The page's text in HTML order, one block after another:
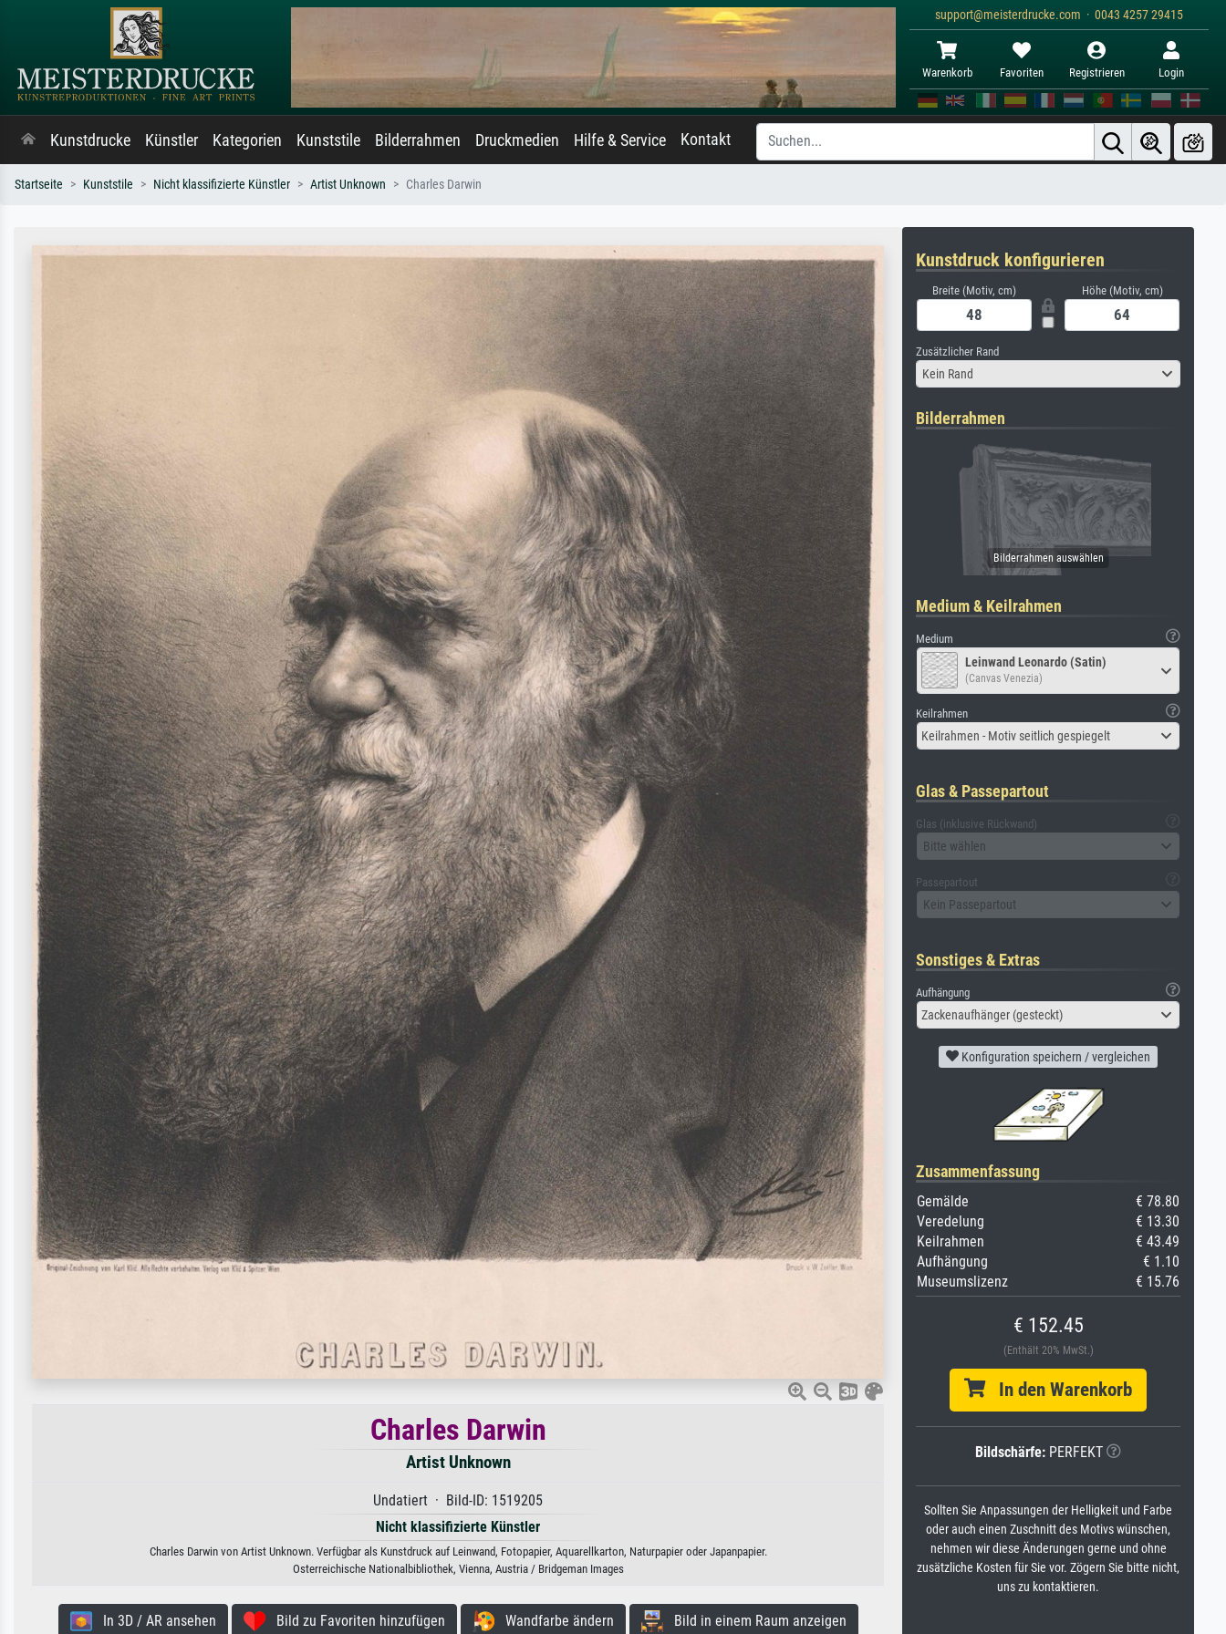
support@meisterdrucke.com · 0043 4257 29415
Warenkorb Favoriten Registrieren Login
Kunstdrucke Künstler Kategorien Kunststile Bilderrahmen Druckmedien Hilfe & Service Kontakt
Startseite Kunststile Nicht klassifizierte Künstler Artist Unknown Charles Darwin
Charles Darwin
Artist Unknown
Undatiert · Bild-ID: 1519205
Nicht klassifizierte Künstler
Charles Darwin von Artist Unknown. Verfügbar als Kunstdruck auf Leinwand, Fotopapier, Aquarellkarton, Naturpapier oder Japanpapier.
Osterreichische Nationalbibliothek, Vienna, Austria / Bridgeman Images
In 3D / AR ansehen Bild zu Favoriten hinzufügen Wandfarbe ändern Bild in einem Raum anzeigen
Kunstdruck konfigurieren
Breite (Motiv, cm) Höhe (Motiv, cm)
Zusätzlicher Rand
Kein Rand
Bilderrahmen
Medium & Keilrahmen
Medium
Leinwand Leonardo (Satin)
(Canvas Venezia)
Keilrahmen
Keilrahmen - Motiv seitlich gespiegelt
Glas & Passepartout
Glas (inklusive Rückwand)
Bitte wählen
Passepartout
Kein Passepartout
Sonstiges & Extras
Aufhängung
Zackenaufhänger (gesteckt)
Konfiguration speichern / vergleichen
Zusammenfassung
Gemälde
€ 78.80
Veredelung
€ 13.30
Keilrahmen
€ 43.49
Aufhängung
€ 1.10
Museumslizenz
€ 15.76
€ 152.45
(Enthält 20% MwSt.)
In den Warenkorb
Bildschärfe: PERFEKT
Sollten Sie Anpassungen der Helligkeit und Farbe
oder auch einen Zuschnitt des Motivs wünschen,
nehmen wir diese Änderungen gerne und ohne
zusätzliche Kosten für Sie vor. Zögern Sie bitte nicht,
uns zu kontaktieren.